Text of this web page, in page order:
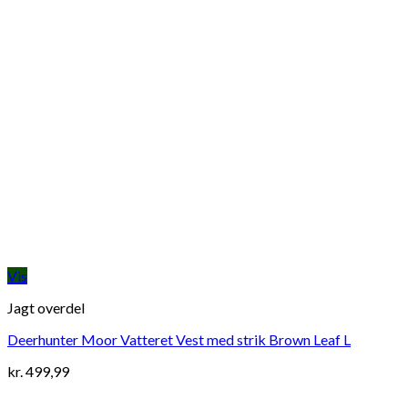
Vis
Jagt overdel
Deerhunter Moor Vatteret Vest med strik Brown Leaf L
kr.499,99